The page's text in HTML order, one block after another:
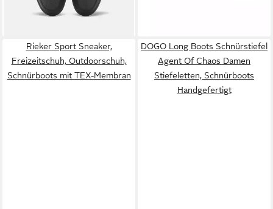
Rieker Sport Sneaker,
Freizeitschuh, Outdoorschuh,
Schnürboots mit TEX-Membran
DOGO Long Boots Schnürstiefel
Agent Of Chaos Damen
Stiefeletten, Schnürboots
Handgefertigt